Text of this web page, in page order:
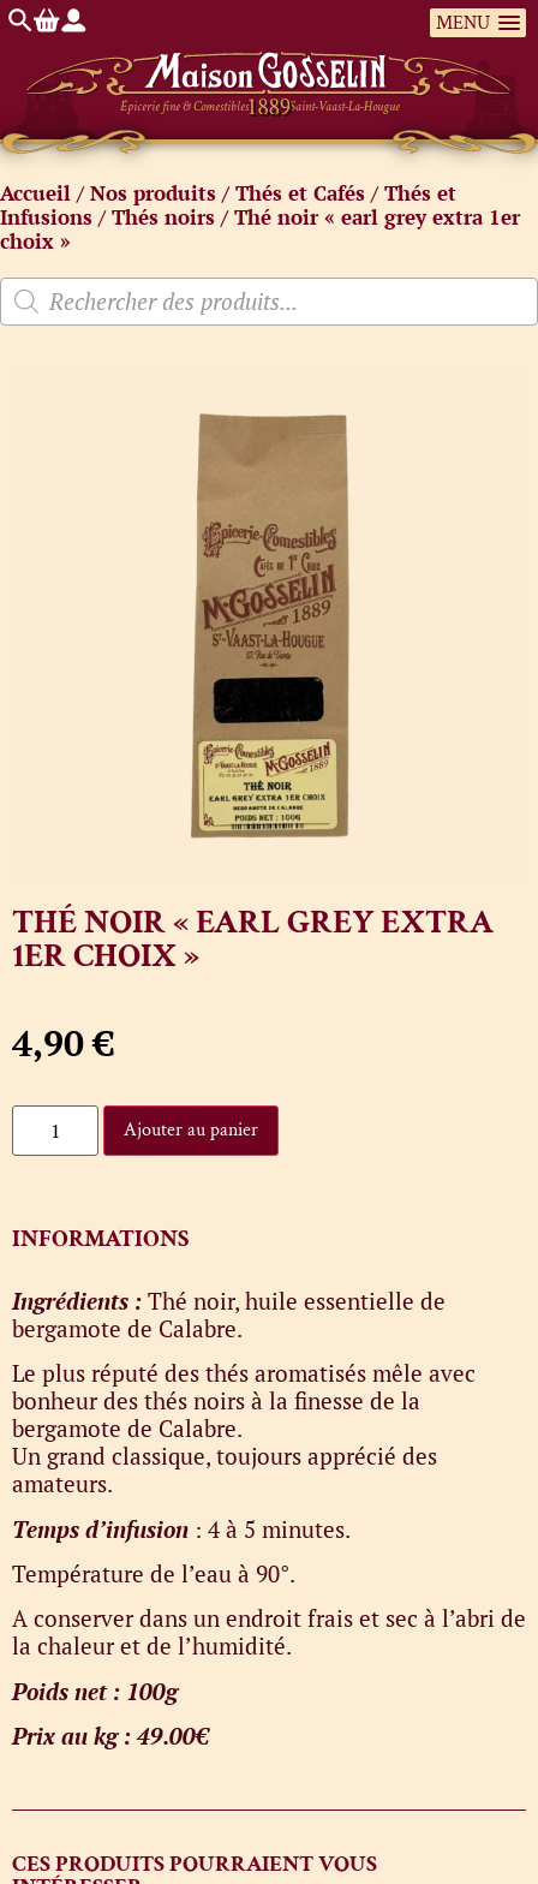
MENU
Épicerie fine & Comestibles Saint-Vaast-La-Hougue
Accueil /Nos produits /Thés et Cafés /Thés et
Infusions /Thés noirs / Thé noir « earl grey extra 1er
choix »
THÉ NOIR « EARL GREY EXTRA
1ER CHOIX »
4,90€
Ajouter au panier
INFORMATIONS
Ingrédients : Thé noir, huile essentielle de
bergamote de Calabre.
Le plus réputé des thés aromatisés mêle avec
bonheur des thés noirs à la finesse de la
bergamote de Calabre.
Un grand classique, toujours apprécié des
amateurs.
Temps d’infusion : 4 à 5 minutes.
Température de l’eau à 90°.
A conserver dans un endroit frais et sec à l’abri de
la chaleur et de l’humidité.
Poids net : 100g
Prix au kg : 49.00€
CES PRODUITS POURRAIENT VOUS